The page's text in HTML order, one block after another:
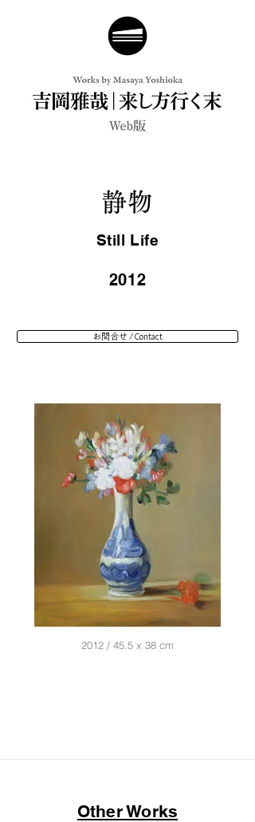
静物
Still Life
2012
お問合せ / Contact
2012 / 45.5 x 38 cm
Other Works